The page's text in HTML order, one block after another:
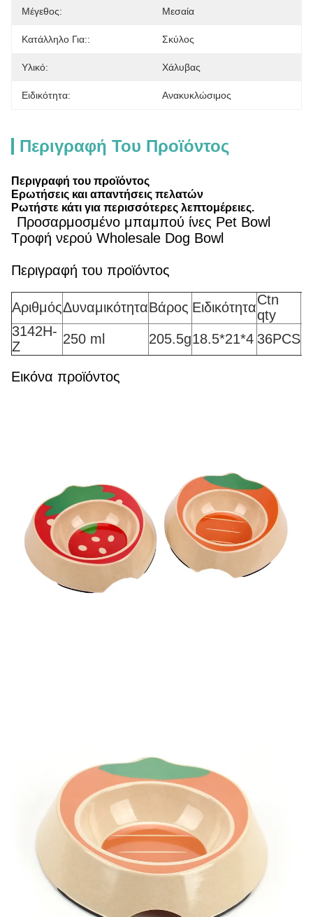
Μέγεθος: Μεσαία
Κατάλληλο Για:: Σκύλος
Υλικό: Χάλυβας
Ειδικότητα: Ανακυκλώσιμος
Περιγραφή Του Προϊόντος
Περιγραφή του προϊόντος
Ερωτήσεις και απαντήσεις πελατών
Ρωτήστε κάτι για περισσότερες λεπτομέρειες.
Προσαρμοσμένο μπαμπού ίνες Pet Bowl
Τροφή νερού Wholesale Dog Bowl
Περιγραφή του προϊόντος
ΑριθμόςΔυναμικότηταΒάρος ΕιδικότηταCtn
qty
3142H-
Z
250 ml 205.5g18.5*21*4 36PCS
Εικόνα προϊόντος